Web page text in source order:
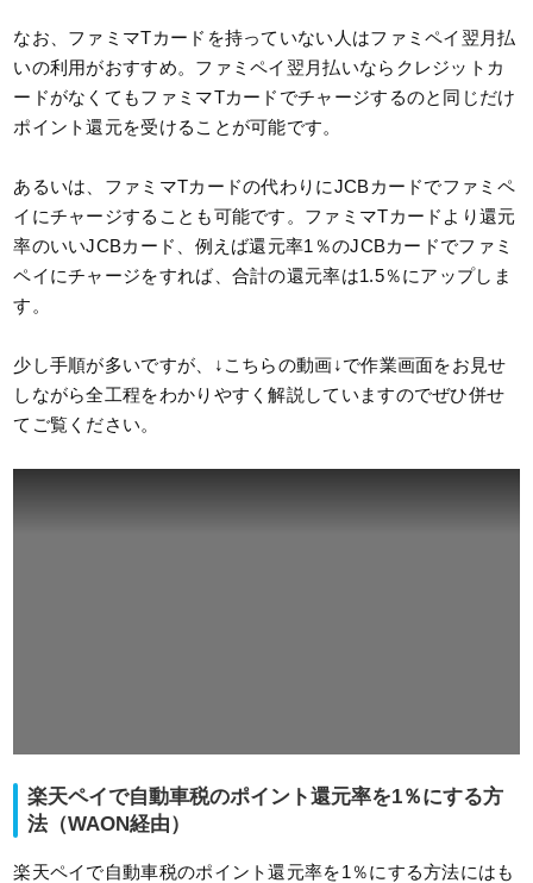
なお、ファミマTカードを持っていない人はファミペイ翌月払
いの利用がおすすめ。ファミペイ翌月払いならクレジットカ
ードがなくてもファミマTカードでチャージするのと同じだけ
ポイント還元を受けることが可能です。
あるいは、ファミマTカードの代わりにJCBカードでファミペ
イにチャージすることも可能です。ファミマTカードより還元
率のいいJCBカード、例えば還元率1％のJCBカードでファミ
ペイにチャージをすれば、合計の還元率は1.5％にアップしま
す。
少し手順が多いですが、↓こちらの動画↓で作業画面をお見せ
しながら全工程をわかりやすく解説していますのでぜひ併せ
てご覧ください。
楽天ペイで自動車税のポイント還元率を1％にする方
法（WAON経由）
楽天ペイで自動車税のポイント還元率を1％にする方法にはも